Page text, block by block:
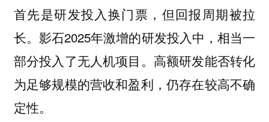
首先是研发投入换门票，但回报周期被拉
长。影石2025年激增的研发投入中，相当一
部分投入了无人机项目。高额研发能否转化
为足够规模的营收和盈利，仍存在较高不确
定性。